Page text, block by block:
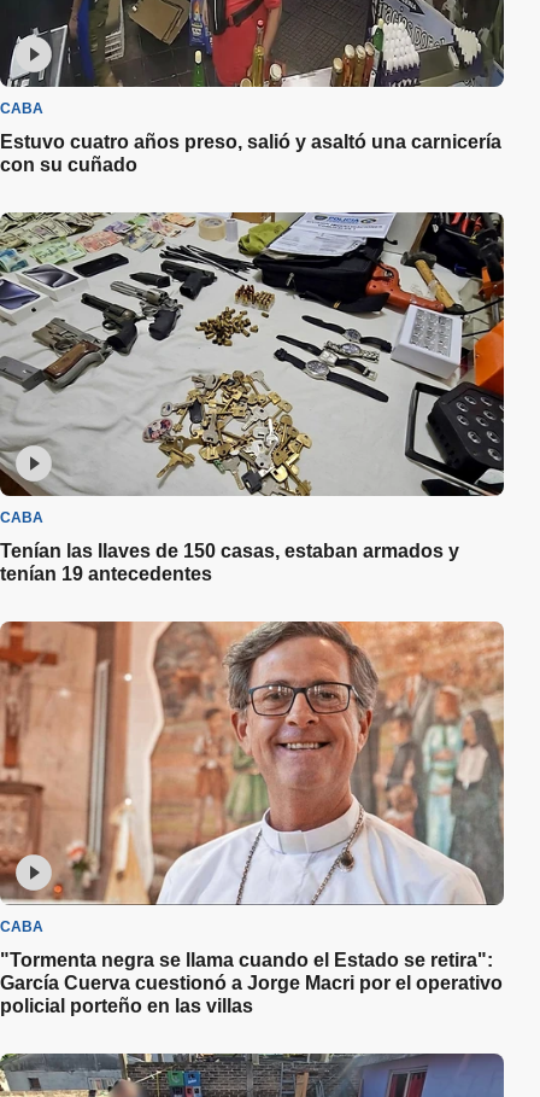
CABA
Estuvo cuatro años preso, salió y asaltó una carnicería
con su cuñado
CABA
Tenían las llaves de 150 casas, estaban armados y
tenían 19 antecedentes
CABA
"Tormenta negra se llama cuando el Estado se retira":
García Cuerva cuestionó a Jorge Macri por el operativo
policial porteño en las villas